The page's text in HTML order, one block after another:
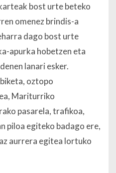
bost urte beteko
omenez brindis-a
dago bost urte
apurka hobetzen eta
lanari esker.
oztopo
Mariturriko
pasarela, trafikoa,
piloa egiteko badago ere,
aurrera egitea lortuko